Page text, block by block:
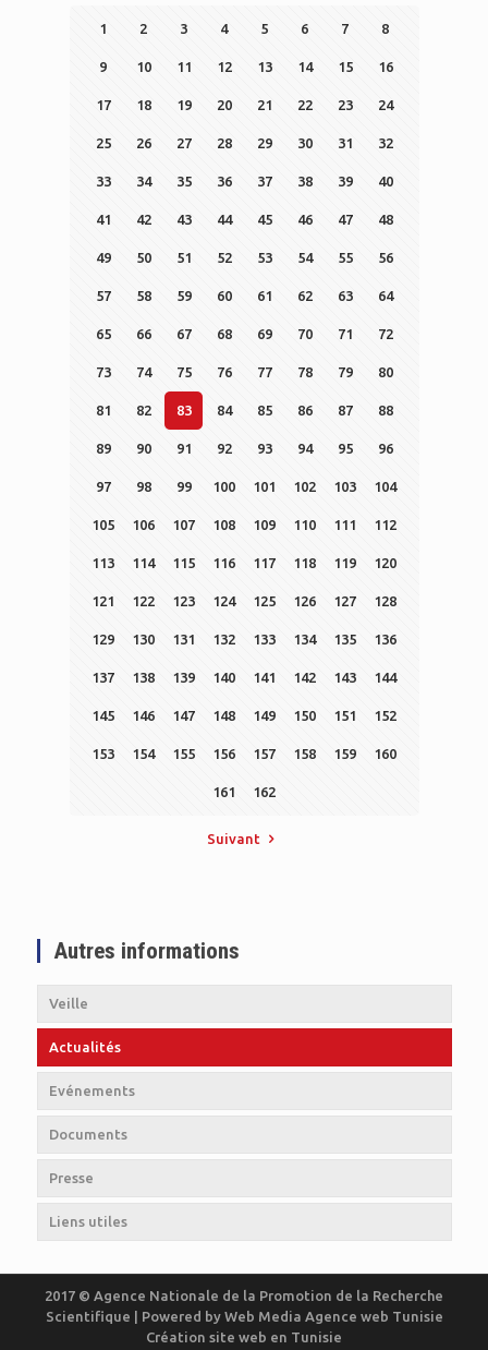
1 2 3 4 5 6 7 8
9 10 11 12 13 14 15 16
17 18 19 20 21 22 23 24
25 26 27 28 29 30 31 32
33 34 35 36 37 38 39 40
41 42 43 44 45 46 47 48
49 50 51 52 53 54 55 56
57 58 59 60 61 62 63 64
65 66 67 68 69 70 71 72
73 74 75 76 77 78 79 80
81 82 83 84 85 86 87 88
89 90 91 92 93 94 95 96
97 98 99 100 101 102 103 104
105 106 107 108 109 110 111 112
113 114 115 116 117 118 119 120
121 122 123 124 125 126 127 128
129 130 131 132 133 134 135 136
137 138 139 140 141 142 143 144
145 146 147 148 149 150 151 152
153 154 155 156 157 158 159 160
161 162
Suivant
Autres informations
Veille
Actualités
Evénements
Documents
Presse
Liens utiles
2017 © Agence Nationale de la Promotion de la Recherche
Scientifique | Powered by Web Media Agence web Tunisie
Création site web en Tunisie